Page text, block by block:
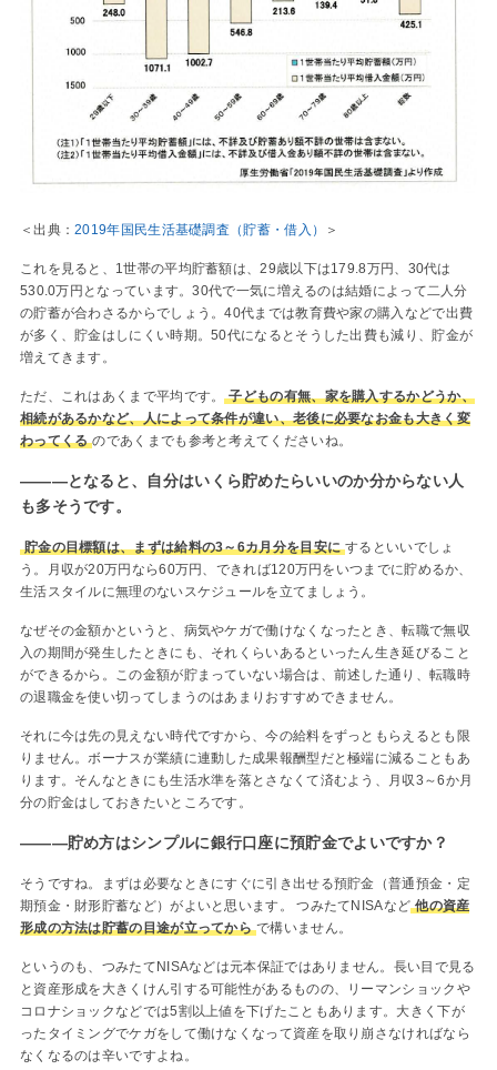
＜出典：2019年国民生活基礎調査（貯蓄・借入） ＞
これを見ると、1世帯の平均貯蓄額は、29歳以下は179.8万円、30代は
530.0万円となっています。30代で一気に増えるのは結婚によって二人分
の貯蓄が合わさるからでしょう。40代までは教育費や家の購入などで出費
が多く、貯金はしにくい時期。50代になるとそうした出費も減り、貯金が
増えてきます。
ただ、これはあくまで平均です。 子どもの有無、家を購入するかどうか、
相続があるかなど、人によって条件が違い、老後に必要なお金も大きく変
わってくる のであくまでも参考と考えてくださいね。
―――となると、自分はいくら貯めたらいいのか分からない人
も多そうです。
貯金の目標額は、まずは給料の3～6カ月分を目安に するといいでしょ
う。月収が20万円なら60万円、できれば120万円をいつまでに貯めるか、
生活スタイルに無理のないスケジュールを立てましょう。
なぜその金額かというと、病気やケガで働けなくなったとき、転職で無収
入の期間が発生したときにも、それくらいあるといったん生き延びること
ができるから。この金額が貯まっていない場合は、前述した通り、転職時
の退職金を使い切ってしまうのはあまりおすすめできません。
それに今は先の見えない時代ですから、今の給料をずっともらえるとも限
りません。ボーナスが業績に連動した成果報酬型だと極端に減ることもあ
ります。そんなときにも生活水準を落とさなくて済むよう、月収3～6か月
分の貯金はしておきたいところです。
―――貯め方はシンプルに銀行口座に預貯金でよいですか？
そうですね。まずは必要なときにすぐに引き出せる預貯金（普通預金・定
期預金・財形貯蓄など）がよいと思います。 つみたてNISAなど 他の資産
形成の方法は貯蓄の目途が立ってから で構いません。
というのも、つみたてNISAなどは元本保証ではありません。長い目で見る
と資産形成を大きくけん引する可能性があるものの、リーマンショックや
コロナショックなどでは5割以上値を下げたこともあります。大きく下が
ったタイミングでケガをして働けなくなって資産を取り崩さなければなら
なくなるのは辛いですよね。